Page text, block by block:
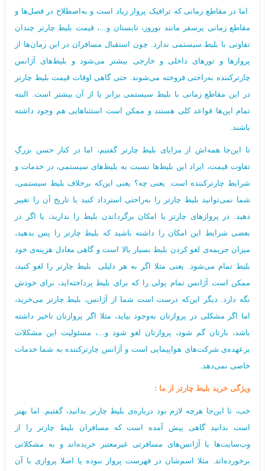
اما در مقاطع زمانی که ترافیک پرواز زیاد است و به‌اصطلاح در فصل‌ها و
مقاطع زمانی پرسفر مانند نوروز، تابستان و...، قیمت بلیط چارتر چندان
تفاوتی با بلیط سیستمی ندارد. چون استقبال مسافران در این زمان‌ها از
پروازها و تورهای داخلی و خارجی بیشتر می‌شود و بلیط‌های آژانس
چارترکننده به‌راحتی فروخته می‌شوند. حتی گاهی اوقات قیمت بلیط چارتر
در این مقاطع زمانی با بلیط سیستمی برابر یا از آن بیشتر است. البته
تمام این‌ها قواعد کلی هستند و ممکن است استثناهایی هم وجود داشته
باشند.
تا این‌جا همه‌اش از مزایای بلیط چارتر گفتیم، اما در کنار حسن بزرگِ
تفاوت قیمت، ایراد این بلیط‌ها نسبت به بلیط‌های سیستمی، در خدمات و
شرایط چارترکننده است. یعنی چه؟ یعنی این‌که برخلاف بلیط سیستمی،
شما نمی‌توانید بلیط چارتر را به‌راحتی استرداد کنید یا تاریخ آن را تغییر
دهید. در پروازهای چارتر یا امکان برگرداندن بلیط را ندارید، یا اگر در
بعضی شرایط این امکان را داشته باشید که بلیط چارتر را پس بدهید،
میزان جریمه‌ی لغو کردن بلیط بسیار بالا است و گاهی معادل هزینه‌ی خود
بلیط تمام می‌شود. یعنی مثلا اگر به هر دلیلی بلیط چارتر را لغو کنید،
ممکن است آژانس تمام پولی را که برای بلیط پرداخته‌اید، برای خودش
نگه‌ دارد. دیگر این‌که درست است شما از آژانس، بلیط چارتر می‌خرید،
اما اگر مشکلی در پروازتان به‌وجود بیاید، مثلا اگر پروازتان تاخیر داشته
باشد، بارتان گم شود، پروازتان لغو شود و...، مسئولیت این مشکلات
برعهده‌ی شرکت‌های هواپیمایی است و آژانس چارترکننده به شما خدمات
خاصی نمی‌دهد.
ویژگی خرید‌ بلیط چارتر از ما :
خب، تا این‌جا هرچه لازم بود درباره‌ی بلیط چارتر بدانید، گفتیم. اما بهتر
است بدانید گاهی پیش آمده است که مسافران بلیط چارتر را از
وب‌سایت‌ها یا آژانس‌های مسافرتی غیرمعتبر خریده‌اند و به مشکلاتی
برخورده‌اند. مثلا اسم‌شان در فهرست پرواز نبوده یا اصلا پروازی با آن